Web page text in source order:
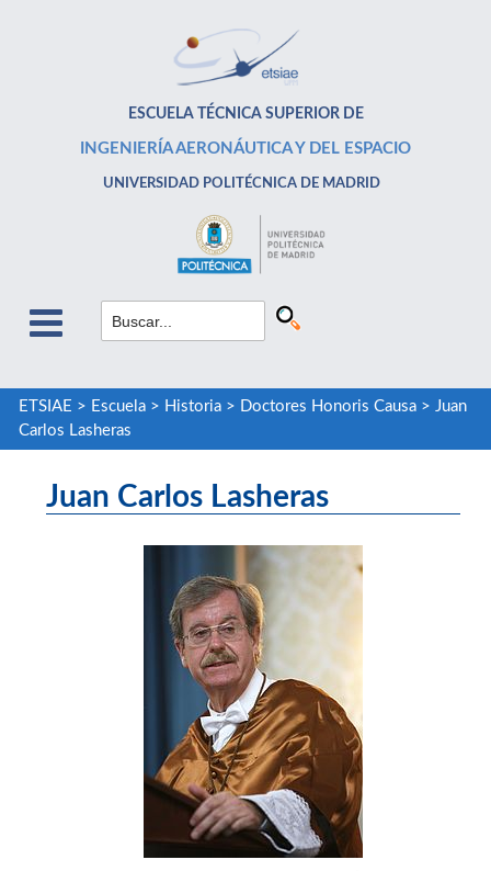
ESCUELA TÉCNICA SUPERIOR DE
INGENIERÍA AERONÁUTICA Y DEL ESPACIO
UNIVERSIDAD POLITÉCNICA DE MADRID
ETSIAE > Escuela> Historia> Doctores Honoris Causa> Juan
Carlos Lasheras
Juan Carlos Lasheras